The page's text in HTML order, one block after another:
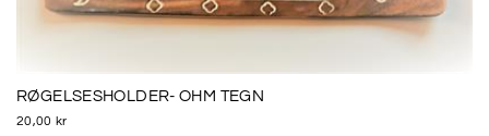
RØGELSESHOLDER- OHM TEGN
20,00 kr